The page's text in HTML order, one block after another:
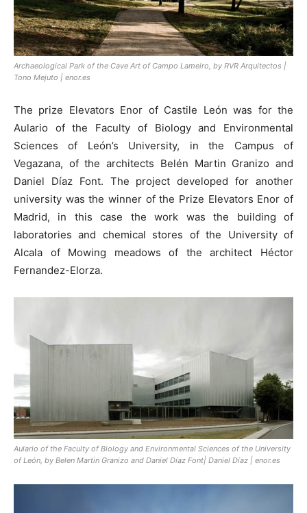
Archaeological Park of the Cave Art of Campo Lameiro, by RVR Arquitectos |
Tono Mejuto | enor.es
The prize Elevators Enor of Castile León was for the
Aulario of the Faculty of Biology and Environmental
Sciences of León’s University, in the Campus of
Vegazana, of the architects Belén Martin Granizo and
Daniel Díaz Font. The project developed for another
university was the winner of the Prize Elevators Enor of
Madrid, in this case the work was the building of
laboratories and chemical stores of the University of
Alcala of Mowing meadows of the architect Héctor
Fernandez-Elorza.
Aulario of the Faculty of Biology and Environmental Sciences of the University
of León, by Belen Martin Granizo and Daniel Díaz Font| Daniel Díaz | enor.es